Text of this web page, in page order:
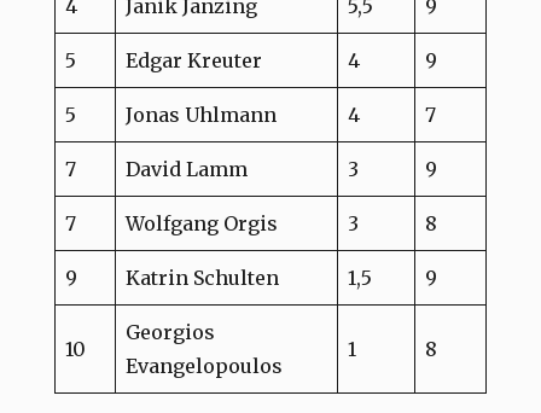
4 Janik Janzing 5,5 9
5 Edgar Kreuter 4 9
5 Jonas Uhlmann 4 7
7 David Lamm 3 9
7 Wolfgang Orgis 3 8
9 Katrin Schulten 1,5 9
10
Georgios
Evangelopoulos
1 8